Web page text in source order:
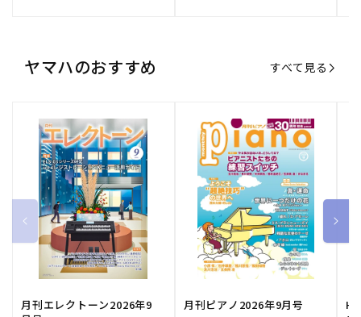
ヤマハのおすすめ すべて見る
月刊エレクトーン2026年9
月刊ピアノ2026年9月号